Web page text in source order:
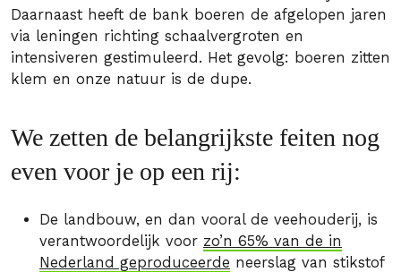
Daarnaast heeft de bank boeren de afgelopen jaren
via leningen richting schaalvergroten en
intensiveren gestimuleerd. Het gevolg: boeren zitten
klem en onze natuur is de dupe.
We zetten de belangrijkste feiten nog
even voor je op een rij:
De landbouw, en dan vooral de veehouderij, is
verantwoordelijk voor zo’n 65% van de in
Nederland geproduceerde neerslag van stikstof